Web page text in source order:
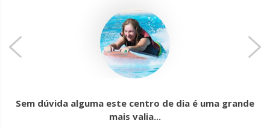
Sem dúvida alguma este centro de dia é uma grande
mais valia...